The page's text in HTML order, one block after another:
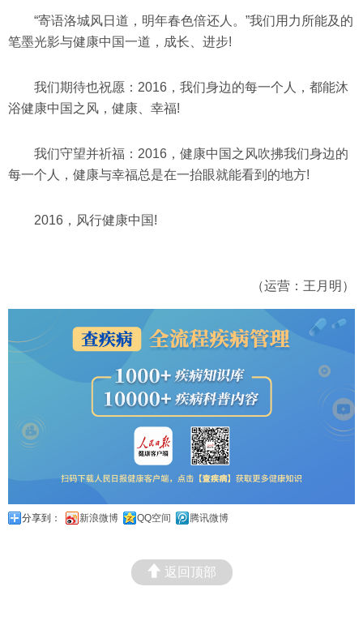
“寄语洛城风日道，明年春色倍还人。”我们用力所能及的
笔墨光影与健康中国一道，成长、进步!
我们期待也祝愿：2016，我们身边的每一个人，都能沐
浴健康中国之风，健康、幸福!
我们守望并祈福：2016，健康中国之风吹拂我们身边的
每一个人，健康与幸福总是在一抬眼就能看到的地方!
2016，风行健康中国!
（运营：王月明）
分享到： 新浪微博 QQ空间 腾讯微博
返回顶部